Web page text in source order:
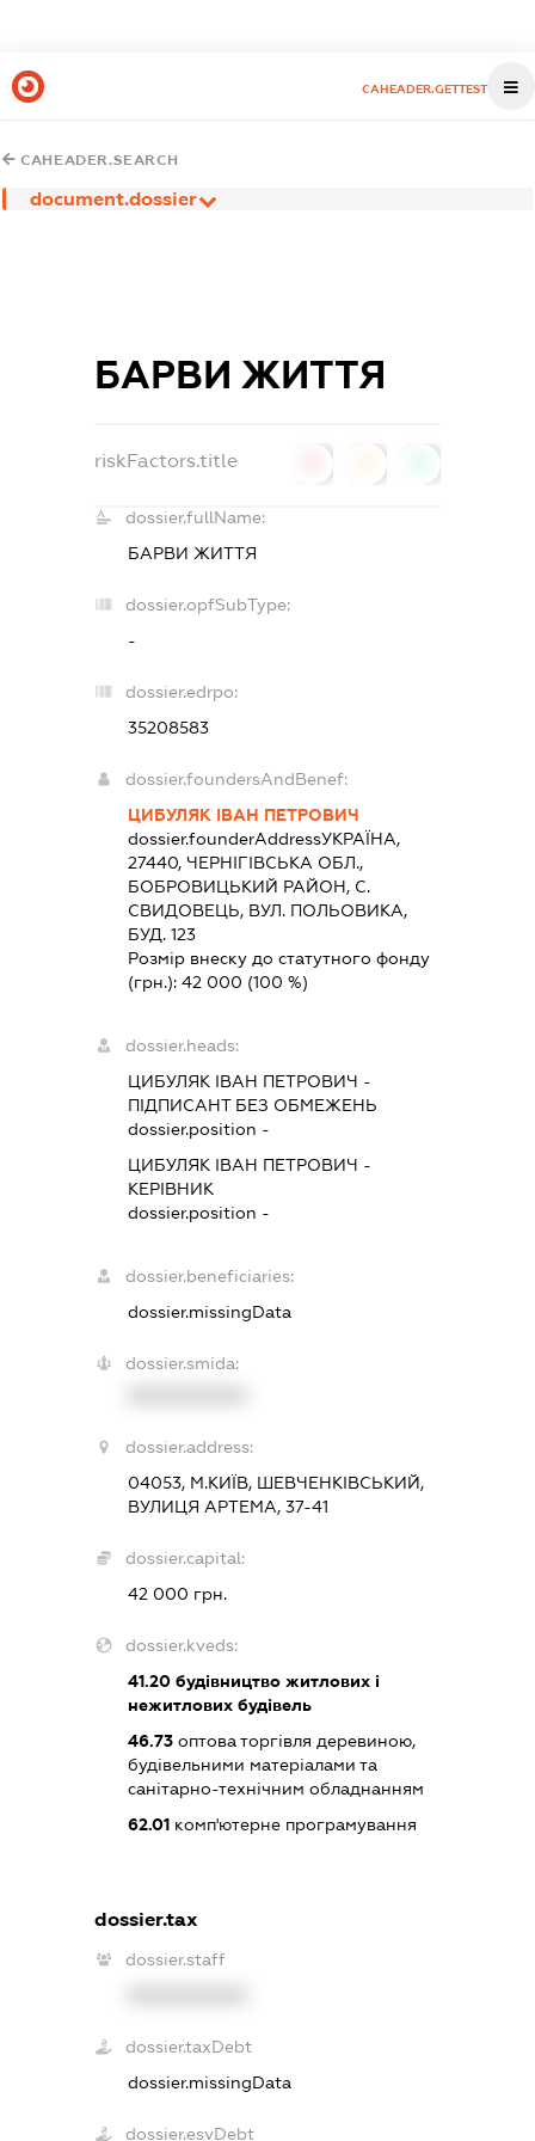
CAHEADER.GETTEST
CAHEADER.SEARCH
document.dossier
БАРВИ ЖИТТЯ
riskFactors.title
dossier.fullName:
БАРВИ ЖИТТЯ
dossier.opfSubType:
-
dossier.edrpo:
35208583
dossier.foundersAndBenef:
ЦИБУЛЯК ІВАН ПЕТРОВИЧ
dossier.founderAddressУКРАЇНА,
27440, ЧЕРНIГIВСЬКА ОБЛ.,
БОБРОВИЦЬКИЙ РАЙОН, С.
СВИДОВЕЦЬ, ВУЛ. ПОЛЬОВИКА,
БУД. 123
Розмір внеску до статутного фонду
(грн.): 42 000 (100 %)
dossier.heads:
ЦИБУЛЯК ІВАН ПЕТРОВИЧ -
ПІДПИСАНТБЕЗ ОБМЕЖЕНЬ
dossier.position -
ЦИБУЛЯК ІВАН ПЕТРОВИЧ -
КЕРІВНИК
dossier.position -
dossier.beneficiaries:
dossier.missingData
dossier.smida:
dossier.address:
04053, М.КИЇВ, ШЕВЧЕНКІВСЬКИЙ,
ВУЛИЦЯ АРТЕМА, 37-41
dossier.capital:
42 000 грн.
dossier.kveds:
41.20будівництво житлових і
нежитлових будівель
46.73оптова торгівля деревиною,
будівельними матеріалами та
санітарно-технічним обладнанням
62.01комп'ютерне програмування
dossier.tax
dossier.staff
dossier.taxDebt
dossier.missingData
dossier.esvDebt